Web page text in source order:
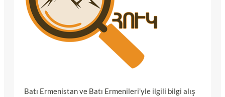
Batı Ermenistan ve Batı Ermenileri’yle ilgili bilgi alış